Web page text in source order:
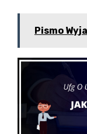
Pismo